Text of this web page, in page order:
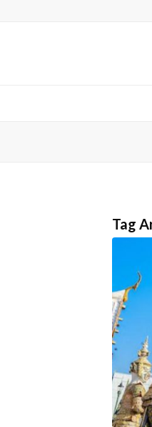
Tag